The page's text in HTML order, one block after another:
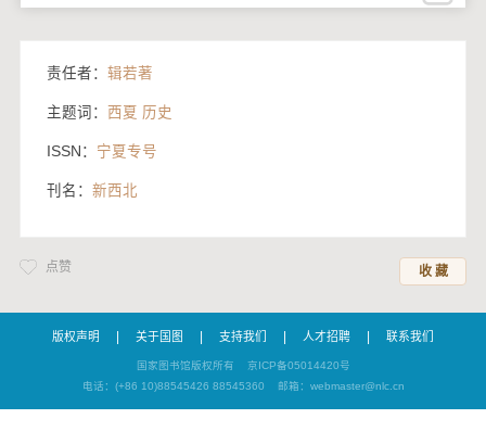
责任者： 辑若著
主题词： 西夏 历史
ISSN： 宁夏专号
刊名： 新西北
收 藏
点赞
版权声明 关于国图 支持我们 人才招聘 联系我们
国家图书馆版权所有
京ICP备05014420号
电话：(+86 10)88545426 88545360
邮箱：webmaster@nlc.cn